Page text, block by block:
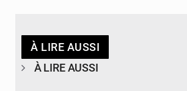
À LIRE AUSSI
À LIRE AUSSI